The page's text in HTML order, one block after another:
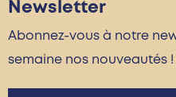
Newsletter
Abonnez-vous à notre
semaine nos nouveautés !